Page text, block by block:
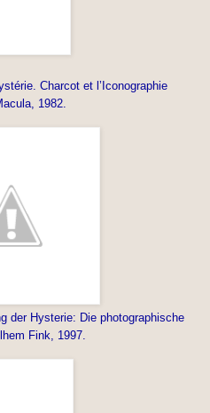
Charcot et l’Iconographie
1982.
der Hysterie: Die photographische
Fink, 1997.